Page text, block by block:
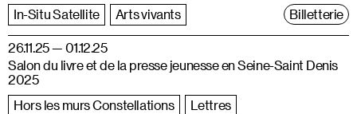
In-Situ Satellite Arts vivants Billetterie
26.11.25 — 01.12.25
Hors les murs Constellations Lettres
Salon du livre et de la presse jeunesse en Seine-Saint Denis
2025